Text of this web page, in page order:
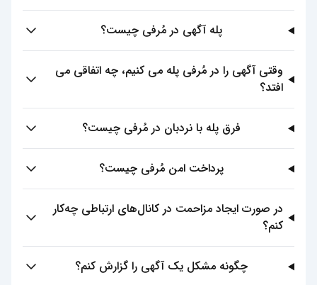
پله آگهی در مُرفی چیست؟
وقتی آگهی را در مُرفی پله می کنیم، چه اتفاقی می
افتد؟
فرق پله با نردبان در مُرفی چیست؟
پرداخت امن مُرفی چیست؟
در صورت ایجاد مزاحمت در کانال‌های ارتباطی چه‌کار
کنم؟
چگونه مشکل یک آگهی را گزارش کنم؟